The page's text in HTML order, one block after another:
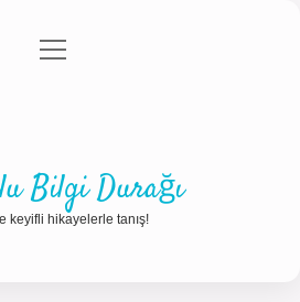
Politikası
menüyü
Bilgi Durağı
keyifli hikayelerle tanış!